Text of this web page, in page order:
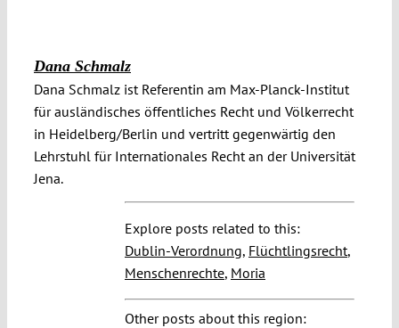
Dana Schmalz
Dana Schmalz ist Referentin am Max-Planck-Institut
für ausländisches öffentliches Recht und Völkerrecht
in Heidelberg/Berlin und vertritt gegenwärtig den
Lehrstuhl für Internationales Recht an der Universität
Jena.
Explore posts related to this:
Dublin-Verordnung, Flüchtlingsrecht,
Menschenrechte, Moria
Other posts about this region: